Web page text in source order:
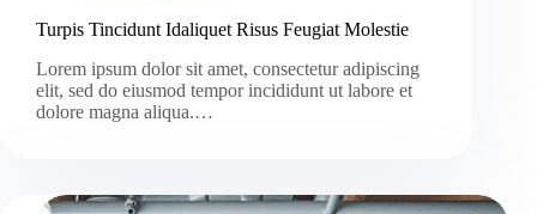
Turpis Tincidunt Idaliquet Risus Feugiat Molestie
Lorem ipsum dolor sit amet, consectetur adipiscing
elit, sed do eiusmod tempor incididunt ut labore et
dolore magna aliqua.…